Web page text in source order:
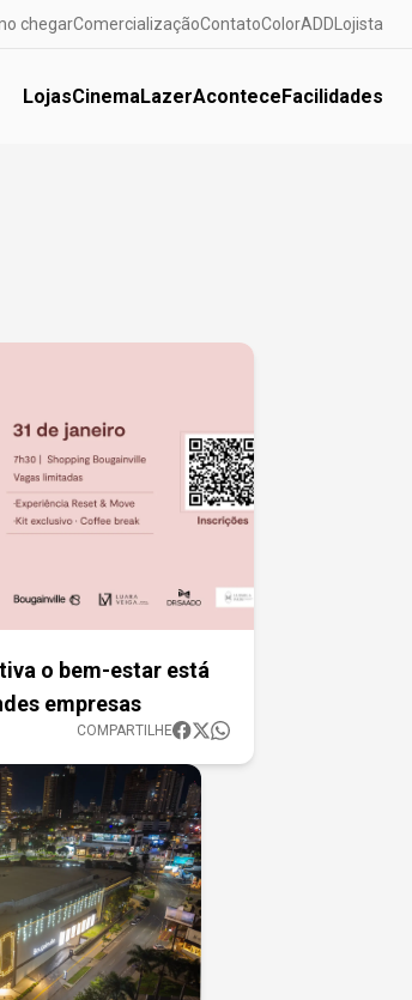
chegarComercializaçãoContatoColorADD Lojista
LojasCinemaLazerAconteceFacilidades
o bem-estar está
empresas
COMPARTILHE